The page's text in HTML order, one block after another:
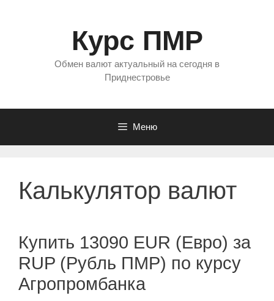
Курс ПМР
Обмен валют актуальный на сегодня в
Приднестровье
Меню
Калькулятор валют
Купить 13090 EUR (Евро) за
RUP (Рубль ПМР) по курсу
Агропромбанка